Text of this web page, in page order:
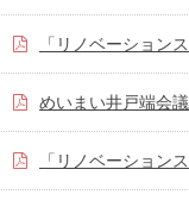
「リノベーション
めいまい井戸端会
「リノベーション